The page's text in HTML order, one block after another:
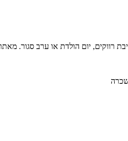
רווקים, יום הולדת או ערב סגור.